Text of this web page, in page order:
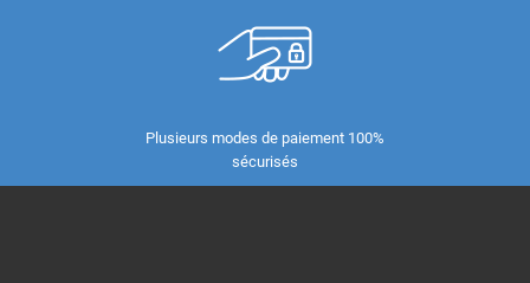
Plusieurs modes de paiement 100%
sécurisés